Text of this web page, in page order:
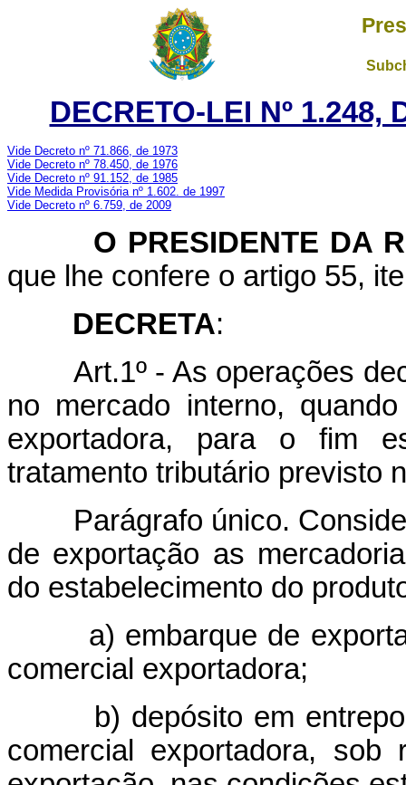
DECRETO-LEI Nº 1.248,
Vide Decreto nº 71.866, de 1973
Vide Decreto nº 78.450, de 1976
Vide Decreto nº 91.152, de 1985
Vide Medida Provisória nº 1.602. de 1997
Vide Decreto nº 6.759, de 2009
O PRESIDENTE DA
que lhe confere o artigo 55,
DECRETA:
Art.1º - As operações
no mercado interno,
exportadora, para o fim
tratamento tributário previsto
Parágrafo único.
de exportação as
do estabelecimento do
a) embarque de
comercial exportadora;
b) depósito em
comercial exportadora, sob